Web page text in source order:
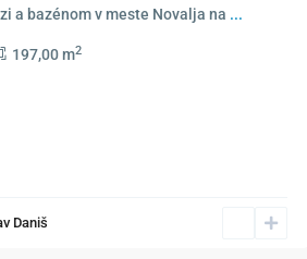
a bazénom v meste Novalja na ...
197,00 m2
Daniš